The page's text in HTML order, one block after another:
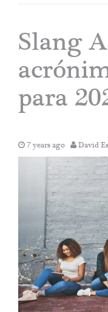
Slang
para
7 years ago David